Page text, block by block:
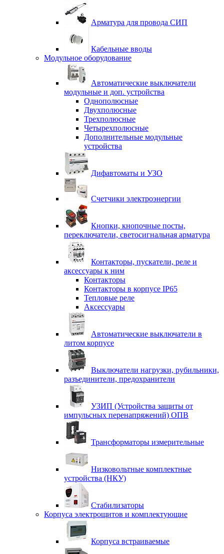
Арматура для провода СИП
Кабельные вводы
Модульное оборудование
Автоматические выключатели
модульные и доп. устройства
Однополюсные
Двухполюсные
Трехполюсные
Четырехполюсные
Дополнительные модульные
устройства
Дифавтоматы и УЗО
Счетчики электроэнергии
Кнопки, кнопочные посты,
переключатели, светосигнальная арматура
Контакторы, пускатели, реле и
аксессуары к ним
Контакторы
Контакторы в корпусе IP65
Тепловые реле
Аксессуары
Автоматические выключатели в
литом корпусе
Выключатели нагрузки, рубильники,
разъединители, предохранители
УЗИП (Устройства защиты от
импульсных перенапряжений) ОПВ
Трансформаторы измерительные
Низковольтные комплектные
устройства (НКУ)
Стабилизаторы
Корпуса электрощитов и комплектующие
Корпуса встраиваемые